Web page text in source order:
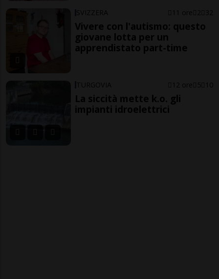
SVIZZERA 11 ore 2 32
Vivere con l'autismo: questo
giovane lotta per un
apprendistato part-time
TURGOVIA 12 ore 5 10
La siccità mette k.o. gli
impianti idroelettrici